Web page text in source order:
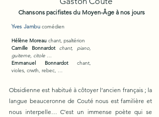
Chansons pacifistes du Moyen-Âge à nos jours
Yves Jambu comédien
Hélène Moreau chant, psaltérion
Camille Bonnardot chant, piano,
guiterne, citole …
Emmanuel Bonnardot chant,
violes, crwth, rebec, …
Obsidienne est habitué à côtoyer l’ancien français ; la
langue beauceronne de Couté nous est familière et
nous interpelle… C’est un immense poète qui se